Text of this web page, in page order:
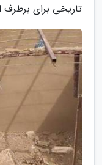
تاریخی برای برطرف